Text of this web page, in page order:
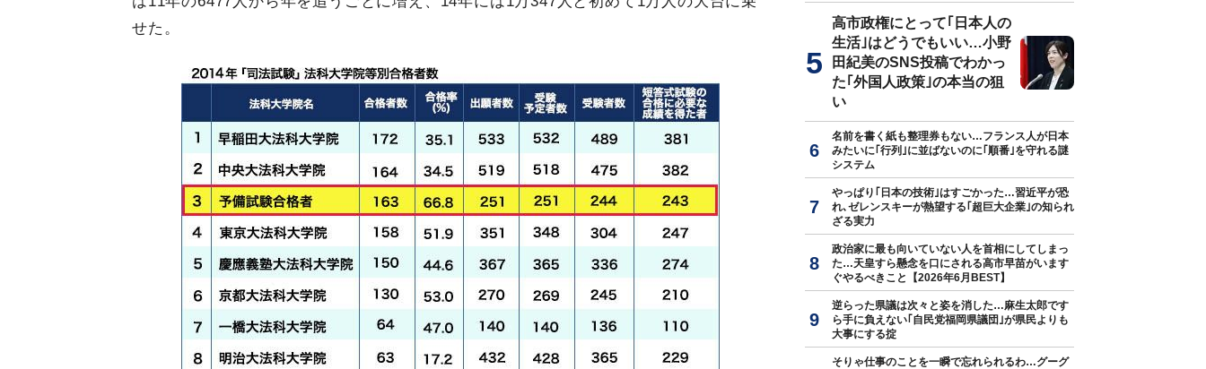
せた。
高市政権にとって｢日本人の
生活｣はどうでもいい…小野
田紀美のSNS投稿でわかっ
た｢外国人政策｣の本当の狙
い
名前を書く紙も整理券もない…フランス人が日本
みたいに｢行列｣に並ばないのに｢順番｣を守れる謎
システム
やっぱり｢日本の技術｣はすごかった…習近平が恐
れ､ゼレンスキーが熱望する｢超巨大企業｣の知られ
ざる実力
政治家に最も向いていない人を首相にしてしまっ
た…天皇すら懸念を口にされる高市早苗がいます
ぐやるべきこと【2026年6月BEST】
逆らった県議は次々と姿を消した…麻生太郎です
ら手に負えない｢自民党福岡県議団｣が県民よりも
大事にする掟
そりゃ仕事のことを一瞬で忘れられるわ…グーグ